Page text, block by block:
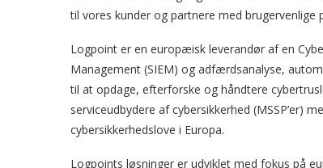
til vores kunder og partnere med
Logpoint er en europæisk leverandør af en
Management (SIEM) og adfærdsanalyse,
til at opdage, efterforske og håndtere
serviceudbydere af cybersikkerhed (MSSP’er)
cybersikkerhedslove i Europa.
Logpoints løsninger er udviklet med fokus på